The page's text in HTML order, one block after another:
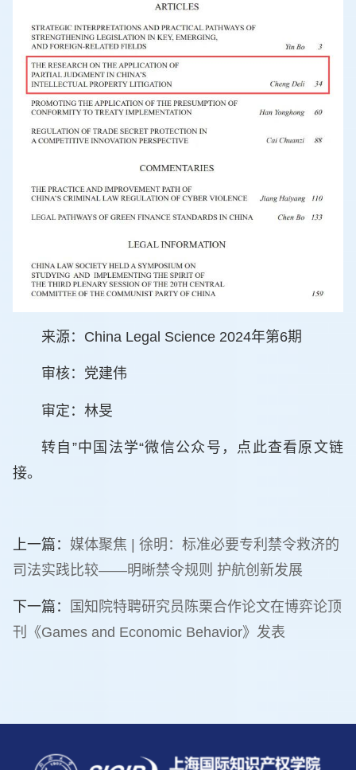
来源：China Legal Science 2024年第6期
审核：党建伟
审定：林旻
转自”中国法学“微信公众号， 点此查看原文链
接。
上一篇： 媒体聚焦 | 徐明：标准必要专利禁令救济的
司法实践比较——明晰禁令规则 护航创新发展
下一篇：
国知院特聘研究员陈栗合作论文在博弈论顶
刊《Games and Economic Behavior》发表